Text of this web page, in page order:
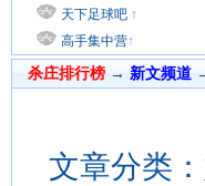
天下足球吧 ↑
高手集中营↑
杀庄排行榜 → 新文频道
文章分类：